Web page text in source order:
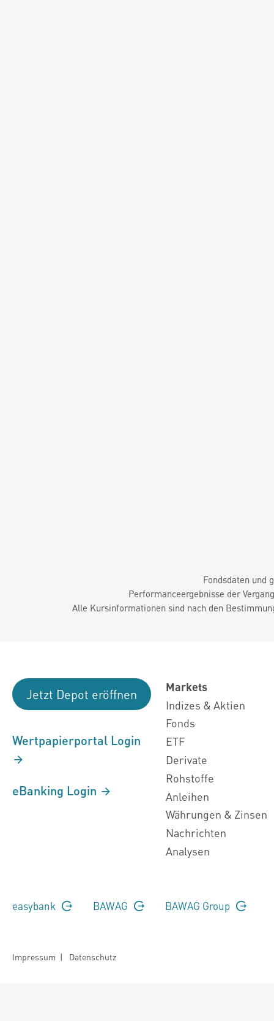
Fondsdaten und
Performanceergebnisse der
Alle Kursinformationen sind nach den
Jetzt Depot eröffnen
Wertpapierportal Login
eBanking Login
Markets
Indizes & Aktien
Fonds
ETF
Derivate
Rohstoffe
Anleihen
Währungen & Zinsen
Nachrichten
Analysen
easybank BAWAG BAWAG Group
Impressum | Datenschutz